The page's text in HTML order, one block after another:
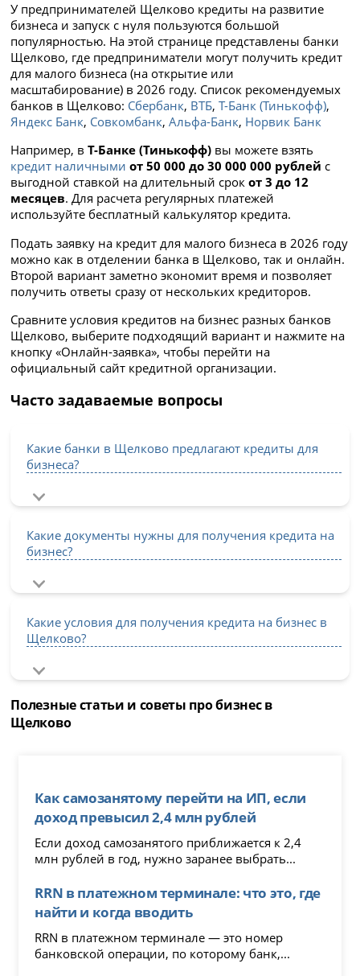
У предпринимателей Щелково кредиты на развитие
бизнеса и запуск с нуля пользуются большой
популярностью. На этой странице представлены банки
Щелково, где предприниматели могут получить кредит
для малого бизнеса (на открытие или
масштабирование) в 2026 году. Список рекомендуемых
банков в Щелково: Сбербанк, ВТБ,Т-Банк (Тинькофф),
Яндекс Банк, Совкомбанк,Альфа-Банк, Норвик Банк
Например, вТ-Банке (Тинькофф) вы можете взять
кредит наличными от 50 000 до 30 000 000 рублей с
выгодной ставкой на длительный срокот 3 до 12
месяцев. Для расчета регулярных платежей
используйте бесплатный калькулятор кредита.
Подать заявку на кредит для малого бизнеса в 2026 году
можно как в отделении банка в Щелково, так и онлайн.
Второй вариант заметно экономит время и позволяет
получить ответы сразу от нескольких кредиторов.
Сравните условия кредитов на бизнес разных банков
Щелково, выберите подходящий вариант и нажмите на
кнопку «Онлайн-заявка», чтобы перейти на
официальный сайт кредитной организации.
Часто задаваемые вопросы
Какие банки в Щелково предлагают кредиты для
бизнеса?
Какие документы нужны для получения кредита на
бизнес?
Какие условия для получения кредита на бизнес в
Щелково?
Полезные статьи и советы про бизнес в
Щелково
Как самозанятому перейти на ИП, если
доход превысил 2,4 млн рублей
Если доход самозанятого приближается к 2,4
млн рублей в год, нужно заранее выбрать...
RRN в платежном терминале: что это, где
найти и когда вводить
RRN в платежном терминале — это номер
банковской операции, по которому банк,...